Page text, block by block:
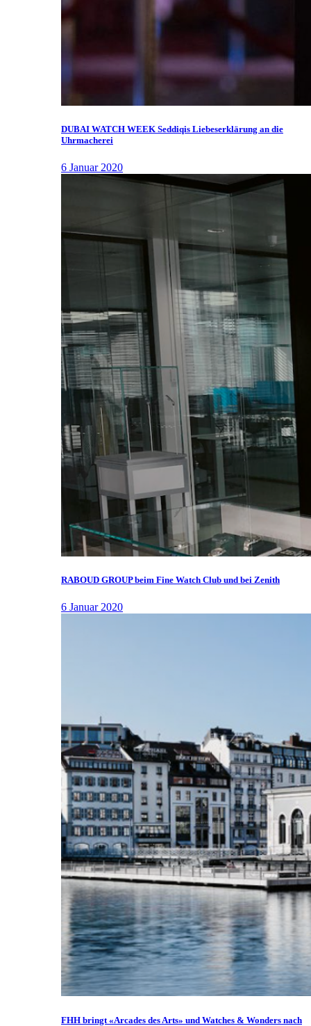
DUBAI WATCH WEEK Seddiqis Liebeserklärung an die
Uhrmacherei
6 Januar 2020
RABOUD GROUP beim Fine Watch Club und bei Zenith
6 Januar 2020
FHH bringt «Arcades des Arts» und Watches & Wonders nach